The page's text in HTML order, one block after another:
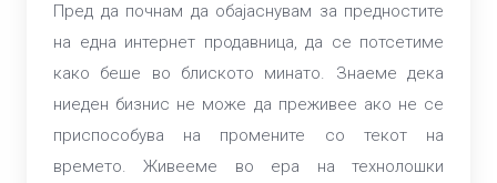
Пред да почнам да обајаснувам за предностите
на една интернет продавница, да се потсетиме
како беше во блиското минато. Знаеме дека
ниеден бизнис не може да преживее ако не се
приспособува на промените со текот на
времето. Живееме во ера на технолошки